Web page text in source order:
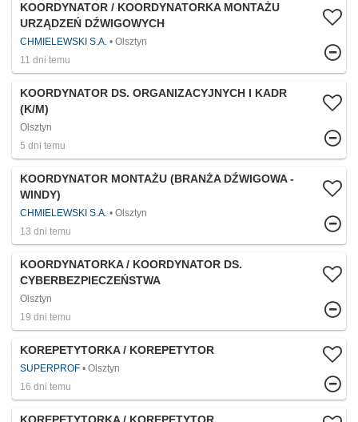
KOORDYNATOR / KOORDYNATORKA MONTAŻU
URZĄDZEŃ DŹWIGOWYCH
CHMIELEWSKI S.A.
Olsztyn
11 dni temu
KOORDYNATOR DS. ORGANIZACYJNYCH I KADR
(K/M)
Olsztyn
5 dni temu
KOORDYNATOR MONTAŻU (BRANŻA DŹWIGOWA -
WINDY)
CHMIELEWSKI S.A.
Olsztyn
13 dni temu
KOORDYNATORKA / KOORDYNATOR DS.
CYBERBEZPIECZEŃSTWA
Olsztyn
19 dni temu
KOREPETYTORKA / KOREPETYTOR
SUPERPROF
Olsztyn
16 dni temu